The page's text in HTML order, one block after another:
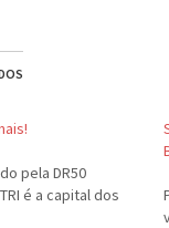
pela DR50
é a capital dos